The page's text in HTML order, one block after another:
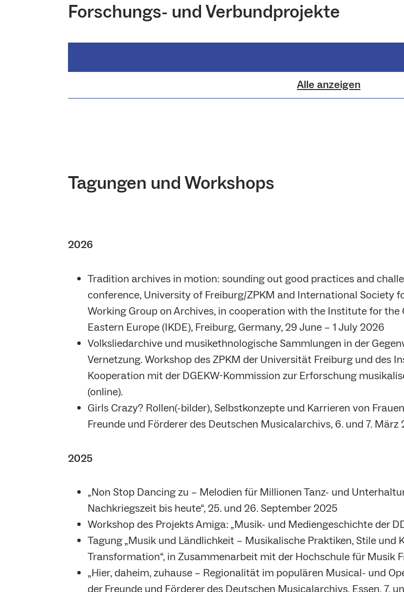
Forschungs- und Verbundprojekte
Alle anzeigen
Tagungen und Workshops
2026
Tradition archives in motion: sounding out good practices and
conference, University of Freiburg/ZPKM and International Society
Working Group on Archives, in cooperation with the Institute for
Eastern Europe (IKDE), Freiburg, Germany, 29 June – 1 July 2026
Volksliedarchive und musikethnologische Sammlungen in der
Vernetzung. Workshop des ZPKM der Universität Freiburg und des
Kooperation mit der DGEKW-Kommission zur Erforschung
(online).
Girls Crazy? Rollen(-bilder), Selbstkonzepte und Karrieren von
Freunde und Förderer des Deutschen Musicalarchivs, 6. und 7. März
2025
„Non Stop Dancing zu – Melodien für Millionen Tanz- und
Nachkriegszeit bis heute“, 25. und 26. September 2025
Workshop des Projekts Amiga: „Musik- und Mediengeschichte der
Tagung „Musik und Ländlichkeit – Musikalische Praktiken, Stile und
Transformation“, in Zusammenarbeit mit der Hochschule für Musik
„Hier, daheim, zuhause – Regionalität im populären Musical- und
der Freunde und Förderer des Deutschen Musicalarchivs, Essen, 7.